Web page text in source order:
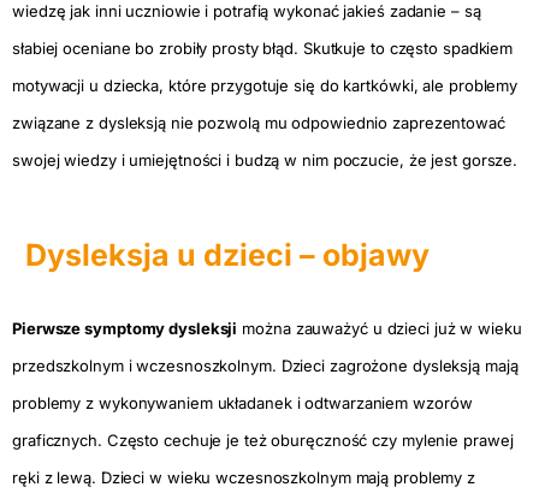
wiedzę jak inni uczniowie i potrafią wykonać jakieś zadanie – są
słabiej oceniane bo zrobiły prosty błąd. Skutkuje to często spadkiem
motywacji u dziecka, które przygotuje się do kartkówki, ale problemy
związane z dysleksją nie pozwolą mu odpowiednio zaprezentować
swojej wiedzy i umiejętności i budzą w nim poczucie, że jest gorsze.
Dysleksja u dzieci – objawy
Pierwsze symptomy dysleksji można zauważyć u dzieci już w wieku
przedszkolnym i wczesnoszkolnym. Dzieci zagrożone dysleksją mają
problemy z wykonywaniem układanek i odtwarzaniem wzorów
graficznych. Często cechuje je też oburęczność czy mylenie prawej
ręki z lewą. Dzieci w wieku wczesnoszkolnym mają problemy z